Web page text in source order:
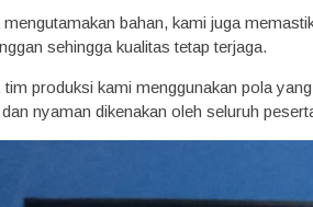
mengutamakan bahan, kami juga
sehingga kualitas tetap terjaga.
tim produksi kami menggunakan pola
nyaman dikenakan oleh seluruh